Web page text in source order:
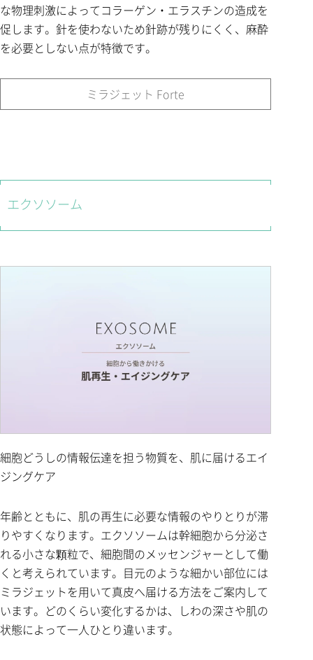
な物理刺激によってコラーゲン・エラスチンの造成を
促します。針を使わないため針跡が残りにくく、麻酔
を必要としない点が特徴です。
ミラジェット Forte
エクソソーム
細胞どうしの情報伝達を担う物質を、肌に届けるエイ
ジングケア
年齢とともに、肌の再生に必要な情報のやりとりが滞
りやすくなります。エクソソームは幹細胞から分泌さ
れる小さな顆粒で、細胞間のメッセンジャーとして働
くと考えられています。目元のような細かい部位には
ミラジェットを用いて真皮へ届ける方法をご案内して
います。どのくらい変化するかは、しわの深さや肌の
状態によって一人ひとり違います。